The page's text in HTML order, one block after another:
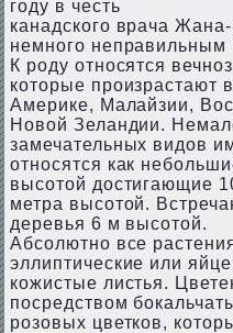
году в честь
канадского врача
немного неправильным
К роду относятся
которые
Америке, Малайзии,
Новой Зеландии.
замечательных видов
относятся как
высотой достигающие
метра высотой.
деревья 6 м высотой.
Абсолютно все
эллиптические или
кожистые листья.
посредством
розовых цветков,